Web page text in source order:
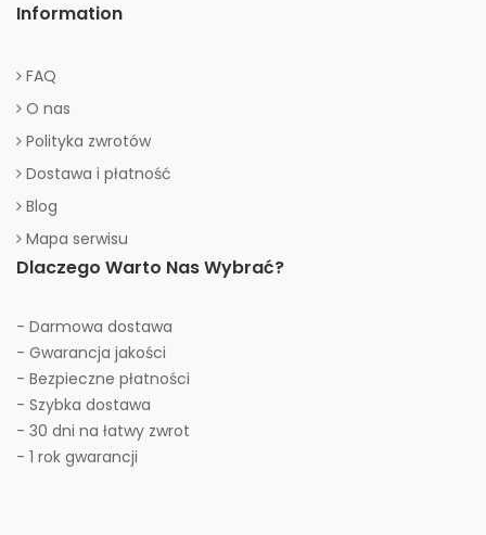
Information
FAQ
O nas
Polityka zwrotów
Dostawa i płatność
Blog
Mapa serwisu
Dlaczego Warto Nas Wybrać?
- Darmowa dostawa
- Gwarancja jakości
- Bezpieczne płatności
- Szybka dostawa
- 30 dni na łatwy zwrot
- 1 rok gwarancji